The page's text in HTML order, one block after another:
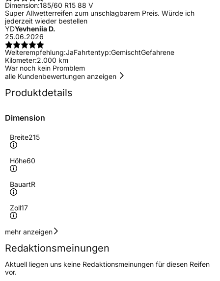
Dimension:185/60 R15 88 V
Super Allwetterreifen zum unschlagbarem Preis. Würde ich
jederzeit wieder bestellen
YDYevheniia D.
25.06.2026
Weiterempfehlung:JaFahrtentyp:GemischtGefahrene
Kilometer:2.000 km
War noch kein Promblem
alle Kundenbewertungen anzeigen
Produktdetails
Dimension
Breite215
Höhe60
BauartR
Zoll17
Geschwindigkeitsindex
Höchstgeschwindigkeit
210 km/h
Lastindex100
mehr anzeigen
Redaktionsmeinungen
Aktuell liegen uns keine Redaktionsmeinungen für diesen Reifen
vor.